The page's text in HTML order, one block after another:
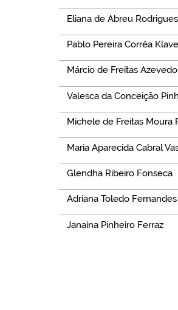
Eliana de Abreu Rodrigues
Pablo Pereira Corrêa
Márcio de Freitas Azevedo
Valesca da Conceição
Michele de Freitas Moura
Maria Aparecida Cabral
Glendha Ribeiro Fonseca
Adriana Toledo Fernandes
Janaína Pinheiro Ferraz